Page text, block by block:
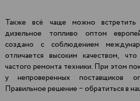
Также всё чаще можно встретить
дизельное топливо оптом
создано с соблюдением
отличается высоким качеством,
частого ремонта техники. При этом
у непроверенных поставщиков
Правильное решение − обратиться в